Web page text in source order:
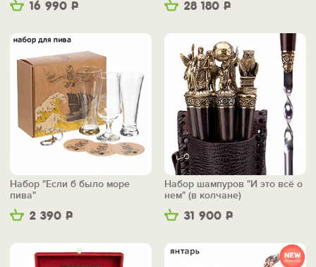
16 990 Р 28 180 Р
2 390 Р
Набор "Если б было море
пива"
31 900 Р
Набор шампуров "И это всё о
нем" (в колчане)